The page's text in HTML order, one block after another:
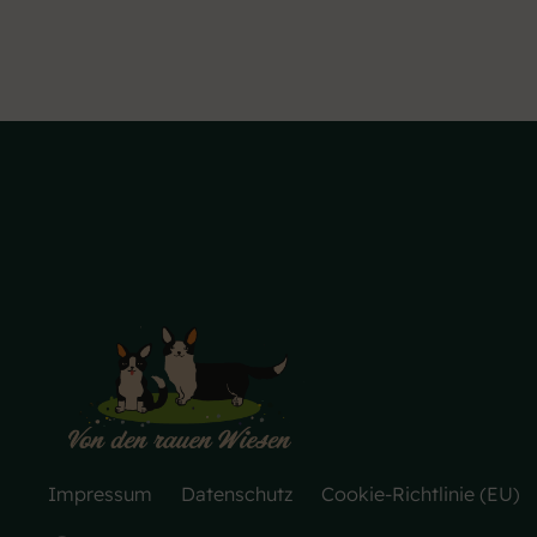
Impressum Datenschutz Cookie-Richtlinie (EU)